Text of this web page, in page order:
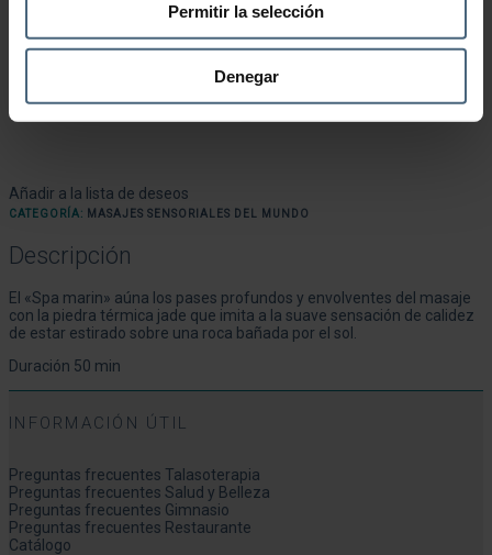
Permitir la selección
Denegar
Añadir a la lista de deseos
CATEGORÍA: MASAJES SENSORIALES DEL MUNDO
Descripción
El «Spa marin» aúna los pases profundos y envolventes del masaje
con la piedra térmica jade que imita a la suave sensación de calidez
de estar estirado sobre una roca bañada por el sol.
Duración 50 min
INFORMACIÓN ÚTIL
Preguntas frecuentes Talasoterapia
Preguntas frecuentes Salud y Belleza
Preguntas frecuentes Gimnasio
Preguntas frecuentes Restaurante
Catálogo